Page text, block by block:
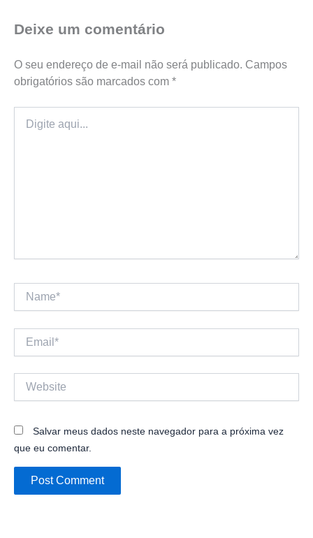
Deixe um comentário
O seu endereço de e-mail não será publicado. Campos
obrigatórios são marcados com *
aqui...
Name*
Salvar meus dados neste navegador para a próxima vez
que eu comentar.